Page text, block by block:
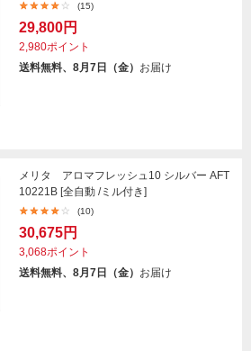
(15)
29,800円
2,980ポイント
送料無料、8月7日（金） お届け
メリタ アロマフレッシュ10 シルバー AFT
10221B [全自動 /ミル付き]
(10)
30,675円
3,068ポイント
送料無料、8月7日（金） お届け